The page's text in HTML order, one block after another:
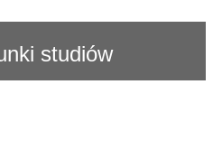
studiów